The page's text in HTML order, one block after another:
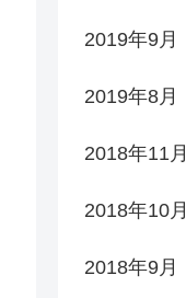
2019年9月
2019年8月
2018年11月
2018年10月
2018年9月